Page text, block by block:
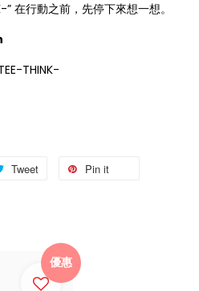
” 在行動之前，先停下來想一想。
THINK-
Tweet Pin it
優惠